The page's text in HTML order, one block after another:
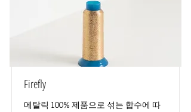
Firefly
메탈릭 100% 제품으로 섞는 합수에 따